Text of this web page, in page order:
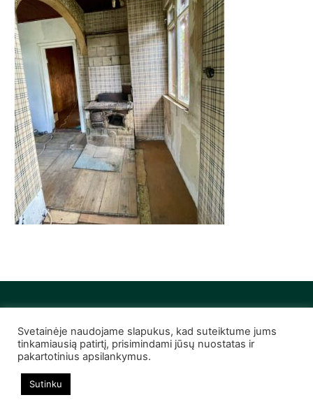
Nuoma
PASKOLOS
© 2022 Infobutas. Visos teisės saugomos
Svetainėje naudojame slapukus, kad suteiktume jums
tinkamiausią patirtį, prisimindami jūsų nuostatas ir
pakartotinius apsilankymus.
Sutinku